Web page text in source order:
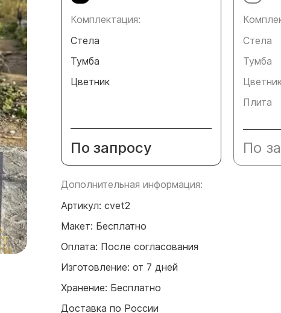
Комплектация:
Стела
Тумба
Цветник
По запросу
Стела
Тумба
Плита
По
Дополнительная информация:
Артикул: cvet2
Макет: Бесплатно
Оплата: После согласования
Изготовление: от 7 дней
Хранение: Бесплатно
Доставка по России